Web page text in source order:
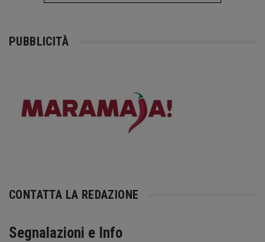
PUBBLICITÀ
CONTATTA LA REDAZIONE
Segnalazioni e Info